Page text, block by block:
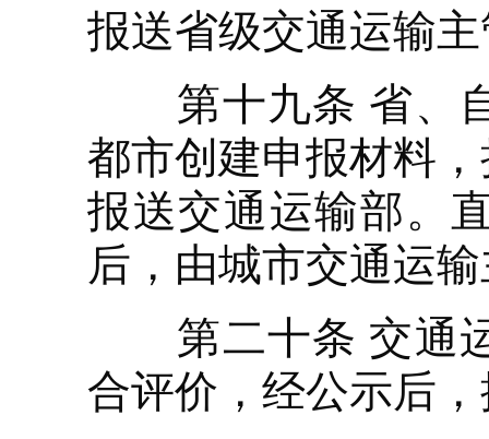
报送省级交通运输
第十九条 省、自
都市创建申报材料
报送交通运输部。
后，由城市交通运
第二十条 交通运
合评价，经公示后